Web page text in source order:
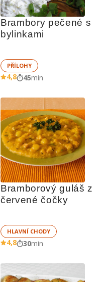
Brambory pečené s
bylinkami
PŘÍLOHY
4,8 45min
Bramborový guláš z
červené čočky
HLAVNÍ CHODY
4,8 30min